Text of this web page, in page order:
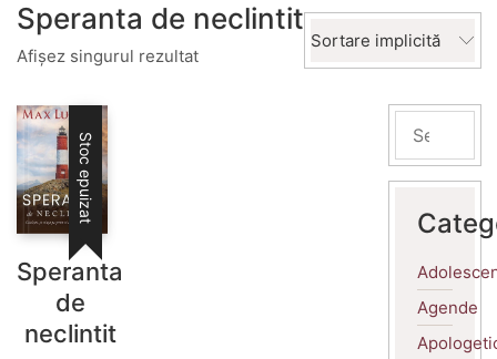
Speranta de neclintit
Afișez singurul rezultat
Sortare implicită
Stoc epuizat
Speranta
de
neclintit
Agende